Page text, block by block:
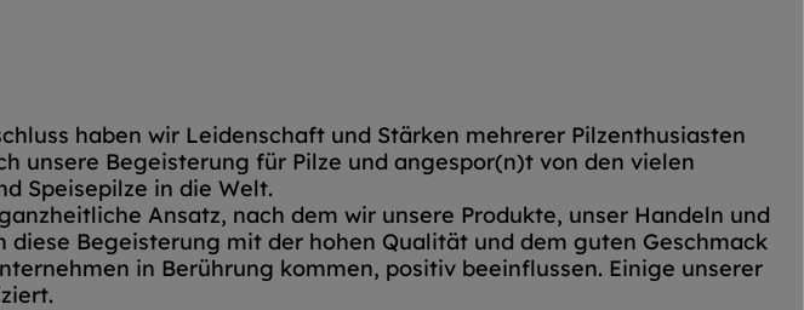
haben wir Leidenschaft und Stärken mehrerer Pilzenthusiasten
unsere Begeisterung für Pilze und angespor(n)t von den vielen
Speisepilze in die Welt.
Ansatz, nach dem wir unsere Produkte, unser Handeln und
Begeisterung mit der hohen Qualität und dem guten Geschmack
in Berührung kommen, positiv beeinflussen. Einige unserer